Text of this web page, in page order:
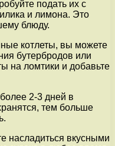
подать их с
и лимона. Это
блюду.
котлеты, вы можете
бутербродов или
на ломтики и добавьте
2-3 дней в
тем больше
насладиться вкусными